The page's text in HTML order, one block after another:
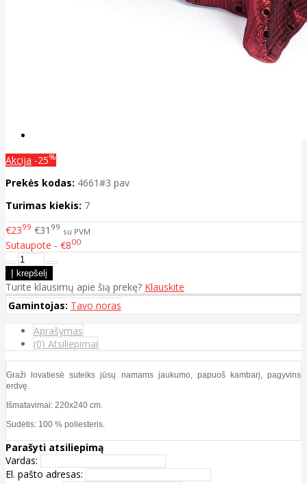
Akcija -25%
Prekės kodas: 4661#3 pav
Turimas kiekis: 7
€2399 €31 99 su PVM
Sutaupote - €800
Turite klausimų apie šią prekę? Klauskite
Gamintojas: Tavo noras
Aprašymas
(0) Atsiliepimai
Graži lovatiesė suteiks jūsų namams jaukumo, papuoš kambarį, pagyvins
erdvę.
Išmatavimai: 220x240 cm.
Sudėtis: 100 % poliesteris.
Parašyti atsiliepimą
Vardas:
El. pašto adresas: